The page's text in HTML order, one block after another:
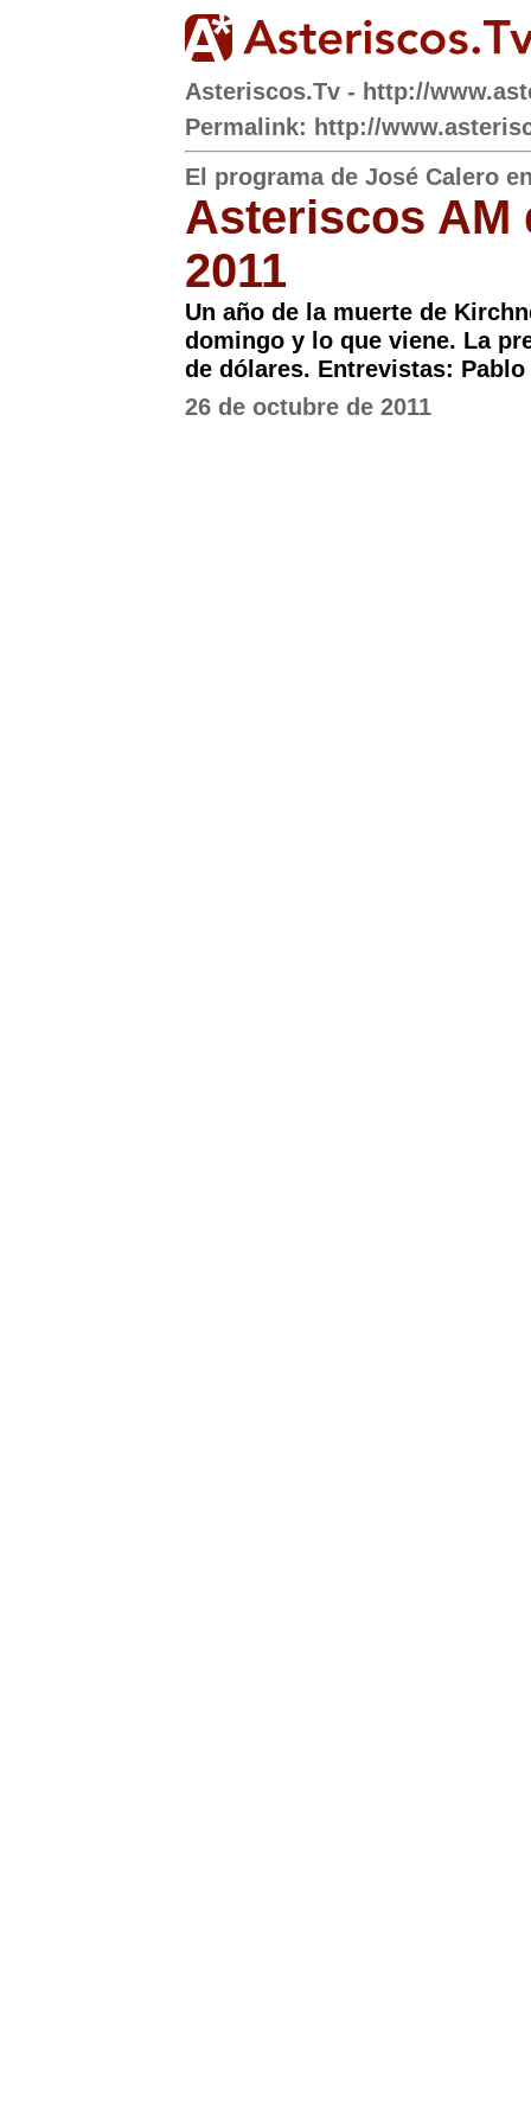
Asteriscos.Tv - http://
Permalink: http://
El programa de José Calero
Asteriscos AM
2011
Un año de la muerte de
domingo y lo que viene. La
de dólares. Entrevistas:
26 de octubre de 2011